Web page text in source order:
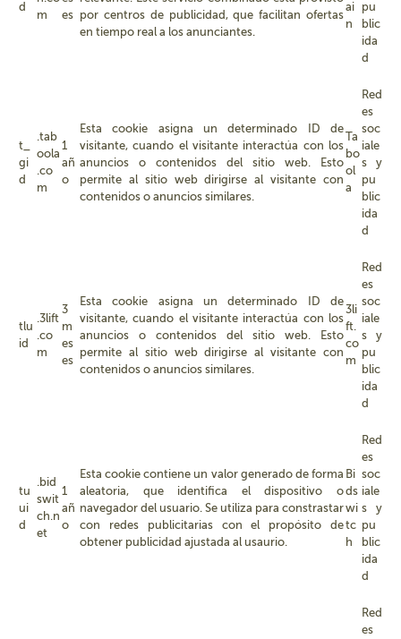
d
m
es por centros de publicidad, que facilitan ofertas
en tiempo real a los anunciantes.
ai
n
pu
blic
ida
d
t_
gi
d
.tab
oola
.co
m
1
añ
o
Esta cookie asigna un determinado ID de
visitante, cuando el visitante interactúa con los
anuncios o contenidos del sitio web. Esto
permite al sitio web dirigirse al visitante con
contenidos o anuncios similares.
Ta
bo
ol
a
Red
es
soc
iale
s y
pu
blic
ida
d
tlu
id
.3lift
.co
m
3
m
es
es
Esta cookie asigna un determinado ID de
visitante, cuando el visitante interactúa con los
anuncios o contenidos del sitio web. Esto
permite al sitio web dirigirse al visitante con
contenidos o anuncios similares.
3li
ft.
co
m
Red
es
soc
iale
s y
pu
blic
ida
d
tu
ui
d
.bid
swit
ch.n
et
1
añ
o
Esta cookie contiene un valor generado de forma
aleatoria, que identifica el dispositivo o
navegador del usuario. Se utiliza para constrastar
con redes publicitarias con el propósito de
obtener publicidad ajustada al usaurio.
Bi
ds
wi
tc
h
Red
es
soc
iale
s y
pu
blic
ida
d
Red
es